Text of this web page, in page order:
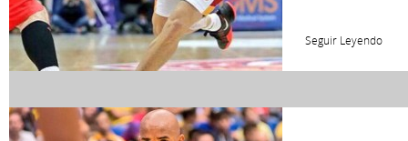
Seguir Leyendo